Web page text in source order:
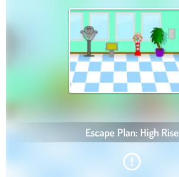
Escape Plan: High Rise